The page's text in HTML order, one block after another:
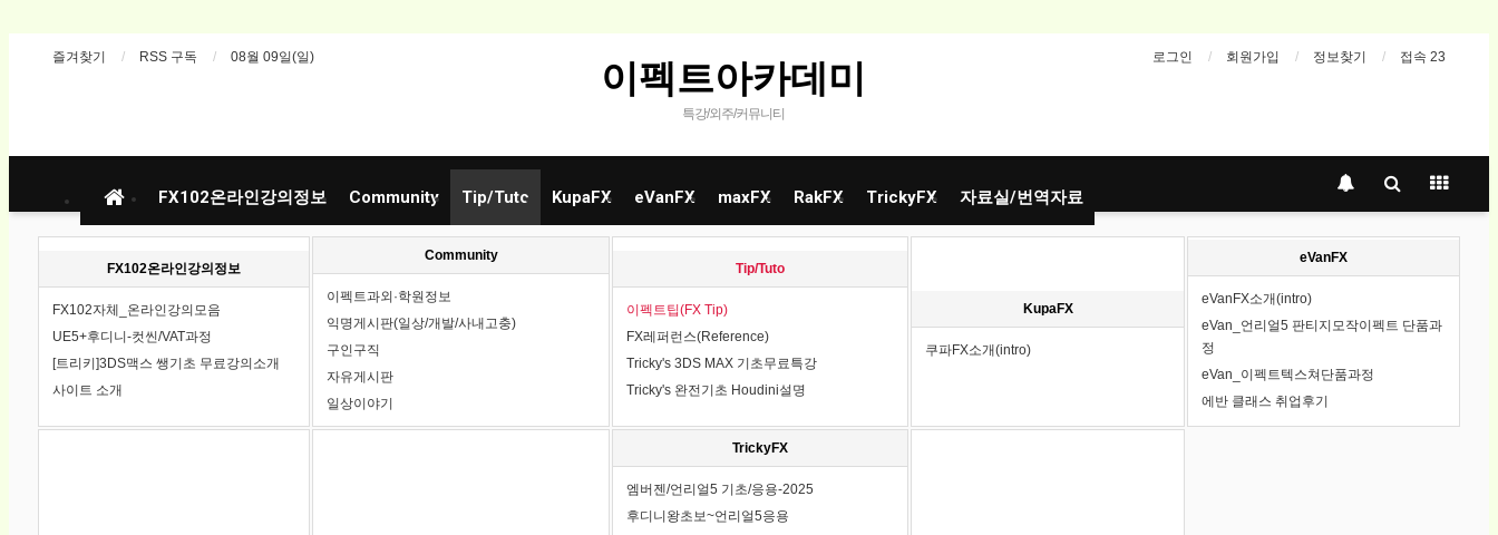
즐겨찾기 RSS 구독 08월 09일(일) 로그인 회원가입 정보찾기 접속 23
이펙트아카데미
특강/외주/커뮤니티
FX102온라인강의정보 Community Tip/Tuto KupaFX eVanFX maxFX RakFX TrickyFX 자료실/번역자료
FX102온라인강의정보
FX102자체_온라인강의모음
UE5+후디니-컷씬/VAT과정
[트리키]3DS맥스 쌩기초 무료강의소개
사이트 소개
Community
이펙트과외·학원정보
익명게시판(일상/개발/사내고충)
구인구직
자유게시판
일상이야기
Tip/Tuto
이펙트팁(FX Tip)
FX레퍼런스(Reference)
Tricky's 3DS MAX 기초무료특강
Tricky's 완전기초 Houdini설명
KupaFX
쿠파FX소개(intro)
eVanFX
eVanFX소개(intro)
eVan_언리얼5 판티지모작이펙트 단품과
정
eVan_이펙트텍스쳐단품과정
에반 클래스 취업후기
TrickyFX
엠버젠/언리얼5 기초/응용-2025
후디니왕초보~언리얼5응용